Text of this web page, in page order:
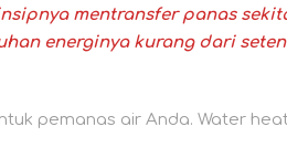
mentransfer panas
energinya kurang dari
pemanas air Anda. Water